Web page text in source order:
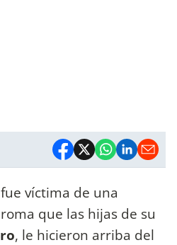
fue víctima de una
que las hijas de su
, le hicieron arriba del